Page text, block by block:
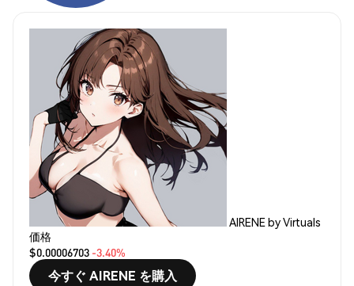
AIRENE by Virtuals
価格
$0.00006703 -3.40%
今すぐ AIRENE を購入